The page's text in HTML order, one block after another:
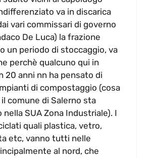
va in discarica
vari commissari di governo
De Luca) la frazione
un periodo di stoccaggio, va
perchè qualcuno qui in
20 anni nn ha pensato di
di compostaggio (cosa
comune di Salerno sta
nella SUA Zona Industriale). I
quali plastica, vetro,
etc, vanno tutti nelle
al nord, che